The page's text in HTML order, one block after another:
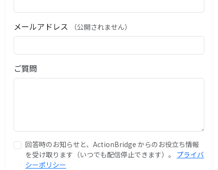
メールアドレス （公開されません）
ご質問
回答時のお知らせと、ActionBridge からのお役立ち情報
を受け取ります（いつでも配信停止できます）。 プライバ
シーポリシー